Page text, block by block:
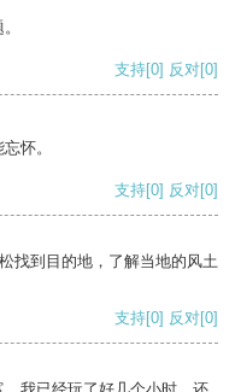
支持[0] 反对[0]
怀。
支持[0] 反对[0]
找到目的地，了解当地的风土
支持[0] 反对[0]